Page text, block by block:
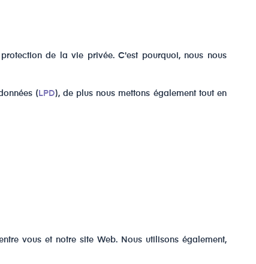
de la vie privée. C'est pourquoi, nous nous
( LPD), de plus nous mettons également tout en
vous et notre site Web. Nous utilisons également,